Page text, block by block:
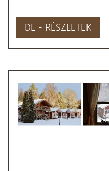
DE - RÉSZLETEK